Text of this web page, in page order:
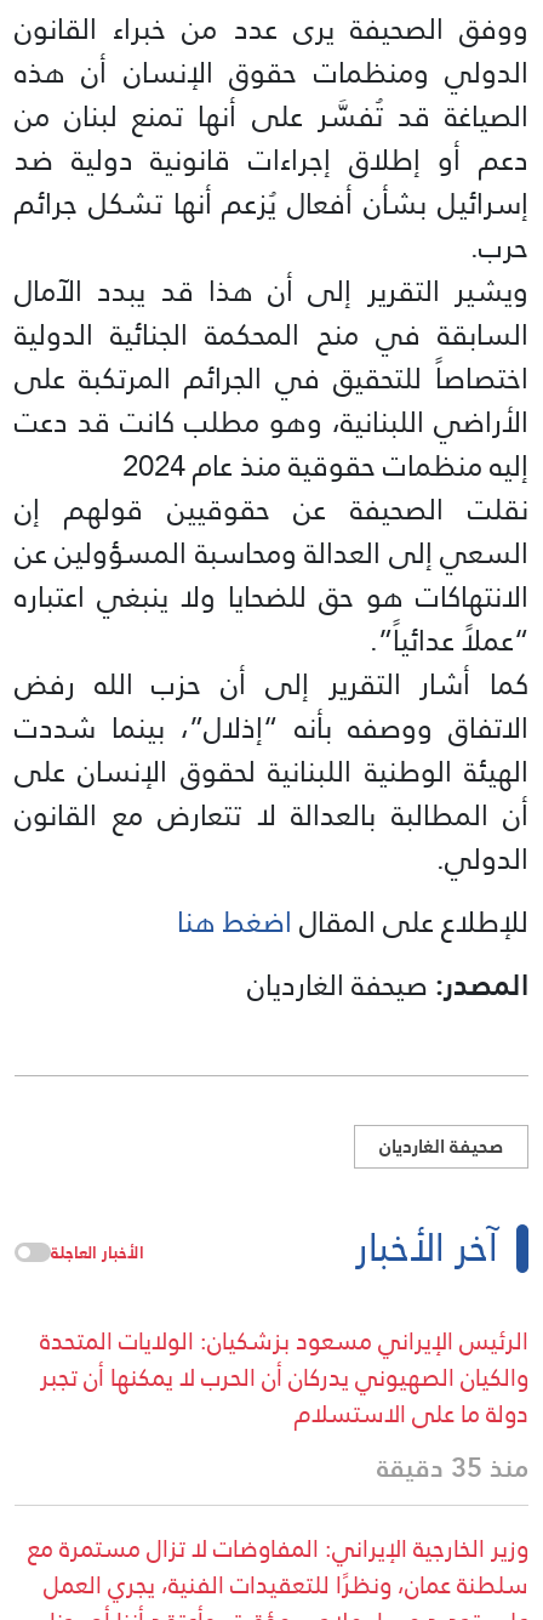
ووفق الصحيفة يرى عدد من خبراء القانون
الدولي ومنظمات حقوق الإنسان أن هذه
الصياغة قد تُفسَّر على أنها تمنع لبنان من
دعم أو إطلاق إجراءات قانونية دولية ضد
إسرائيل بشأن أفعال يُزعم أنها تشكل جرائم
حرب.
ويشير التقرير إلى أن هذا قد يبدد الآمال
السابقة في منح المحكمة الجنائية الدولية
اختصاصاً للتحقيق في الجرائم المرتكبة على
الأراضي اللبنانية، وهو مطلب كانت قد دعت
إليه منظمات حقوقية منذ عام 2024
نقلت الصحيفة عن حقوقيين قولهم إن
السعي إلى العدالة ومحاسبة المسؤولين عن
الانتهاكات هو حق للضحايا ولا ينبغي اعتباره
“عملاً عدائياً”.
كما أشار التقرير إلى أن حزب الله رفض
الاتفاق ووصفه بأنه “إذلال”، بينما شددت
الهيئة الوطنية اللبنانية لحقوق الإنسان على
أن المطالبة بالعدالة لا تتعارض مع القانون
الدولي.
للإطلاع على المقالاضغط هنا
المصدر:صيحفة الغارديان
صحيفة الغارديان
آخر الأخبار الأخبار العاجلة
الرئيس الإيراني مسعود بزشكيان: الولايات المتحدة
والكيان الصهيوني يدركان أن الحرب لا يمكنها أن تجبر
دولة ما على الاستسلام
منذ 35 دقيقة
وزير الخارجية الإيراني: المفاوضات لا تزال مستمرة مع
سلطنة عمان، ونظرًا للتعقيدات الفنية، يجري العمل